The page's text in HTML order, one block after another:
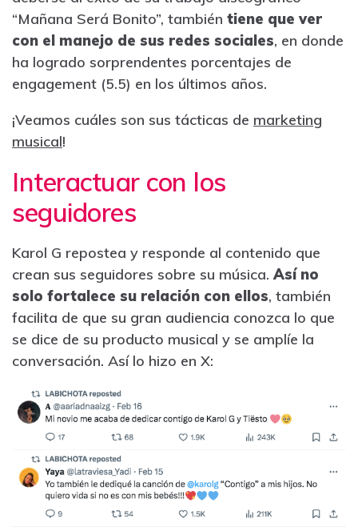
“Mañana Será Bonito”, también tiene que ver
con el manejo de sus redes sociales, en donde
ha logrado sorprendentes porcentajes de
engagement (5.5) en los últimos años.
¡Veamos cuáles son sus tácticas de marketing
musical!
Interactuar con los
seguidores
Karol G repostea y responde al contenido que
crean sus seguidores sobre su música.Así no
solo fortalece su relación con ellos, también
facilita de que su gran audiencia conozca lo que
se dice de su producto musical y se amplíe la
conversación. Así lo hizo en X: